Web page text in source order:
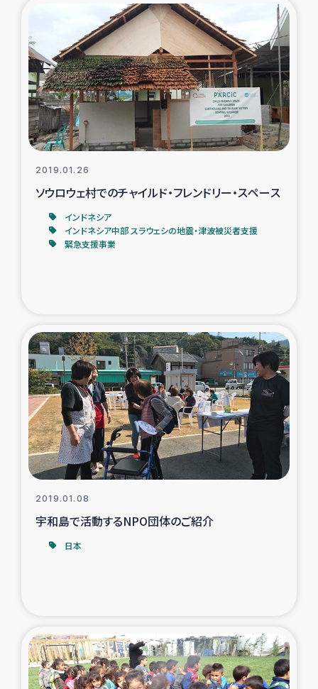
神原ゼミxパルシック
石巻市街地在宅被災者支援
復興応援隊の活動
仮設住宅生活支援・農業復興支援
漁業復興支援
インターン・ボランティア日誌
経済自立支援事業
ガザ地区における羊の畜産支援
ガザ地区での公園の緑化を通じた支援事業
ガザ地区における被災住民への緊急支援
ガザ地区酪農を通した女性グループの生計支援
ふりかけ普及と食生活改善による栄養改善事業
フェアトレード事業
民際教育
食べる
2019.01.26
ソウロウェ村でのチャイルド・フレンドリー・スペース
インドネシア
インドネシア中部 スラウェシの地震・津波被災者支援
緊急支援事業
2019.01.08
宇和島で活動するNPO団体のご紹介
日本